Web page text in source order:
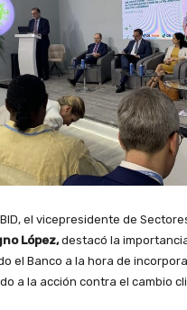
el vicepresidente de
López,destacó la
el Banco a la hora de
a la acción contra el cambio